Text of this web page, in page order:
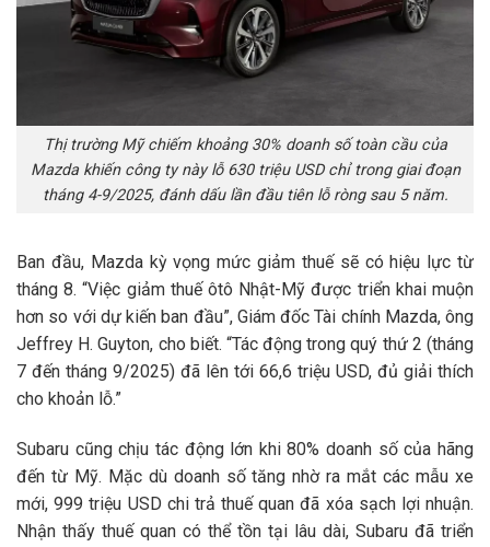
Thị trường Mỹ chiếm khoảng 30% doanh số toàn cầu của
Mazda khiến công ty này lỗ 630 triệu USD chỉ trong giai đoạn
tháng 4-9/2025, đánh dấu lần đầu tiên lỗ ròng sau 5 năm.
Ban đầu, Mazda kỳ vọng mức giảm thuế sẽ có hiệu lực từ
tháng 8. “Việc giảm thuế ôtô Nhật-Mỹ được triển khai muộn
hơn so với dự kiến ban đầu”, Giám đốc Tài chính Mazda, ông
Jeffrey H. Guyton, cho biết. “Tác động trong quý thứ 2 (tháng
7 đến tháng 9/2025) đã lên tới 66,6 triệu USD, đủ giải thích
cho khoản lỗ.”
Subaru cũng chịu tác động lớn khi 80% doanh số của hãng
đến từ Mỹ. Mặc dù doanh số tăng nhờ ra mắt các mẫu xe
mới,999 triệu USD chi trả thuế quan đã xóa sạch lợi nhuận.
Nhận thấy thuế quan có thể tồn tại lâu dài, Subaru đã triển